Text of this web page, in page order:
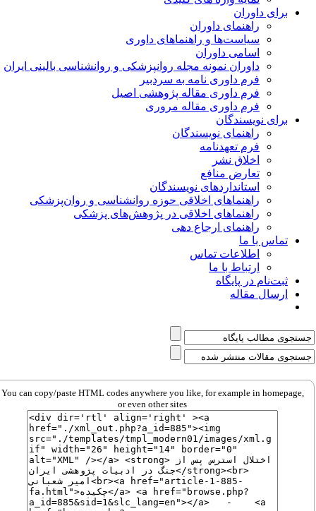
برای داوران
راهنمای داوران
سیاست‌ها و راهنماهای داوری
اسامی داوران
داوران نمونه مجله روانپزشکی و روانشناسی بالینی ایران
فرم داوری نامه به سردبیر
فرم داوری مقاله پژوهشی اصیل
فرم داوری مقاله مروری
برای نویسندگان
راهنمای نویسندگان
فرم تعهدنامه
اخلاق نشر
تعارض منافع
استانداردهای نویسندگان
راهنماهای اخلاقی حوزه روانشناسی و روان‌پزشکی
راهنماهای اخلاقی در پژوهش‌های پزشکی
راهنمای ارجاع دهی
تماس با ما
اطلاعات تماس
ارتباط با ما
ثبت‌نام در پایگاه
ارسال مقاله
You can copy/paste HTML codes anywhere you like, for example in homepage,
or even other sites